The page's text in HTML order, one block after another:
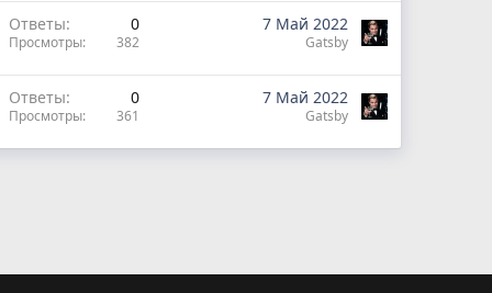
Ответы 0
Просмотры 382
7 Май 2022
Gatsby
Ответы 0
Просмотры 361
7 Май 2022
Gatsby